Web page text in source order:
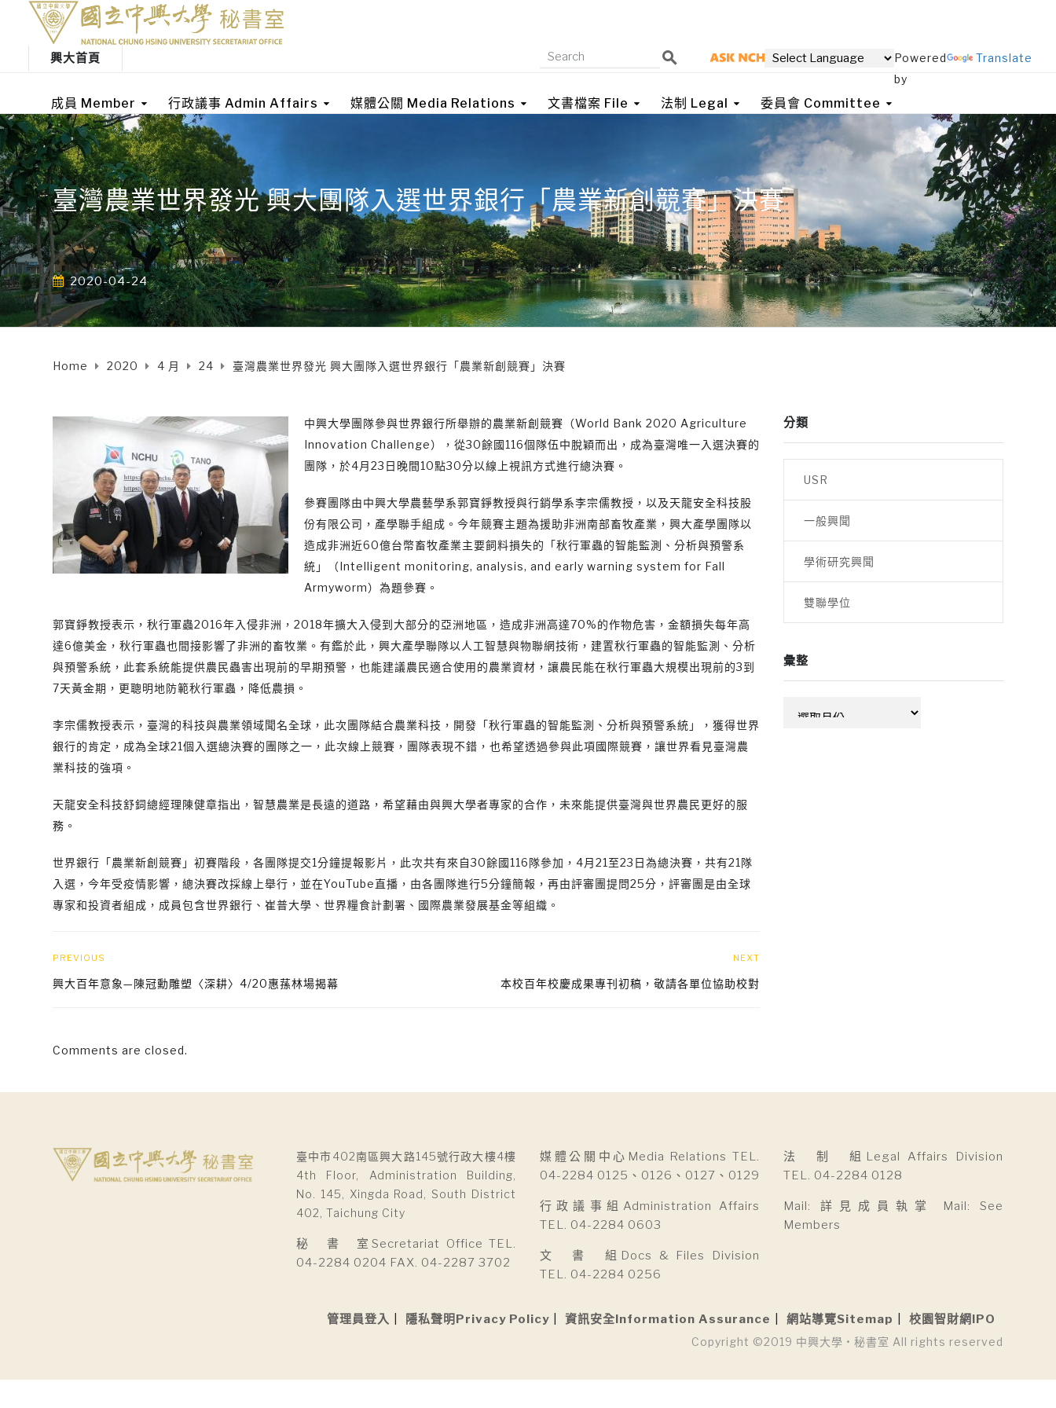
興大首頁
Powered
by
Translate
成員 Member 行政議事 Admin Affairs 媒體公關 Media Relations 文書檔案 File 法制 Legal 委員會 Committee
臺灣農業世界發光 興大團隊入選世界銀行「農業新創競賽」決賽
2020-04-24
Home 2020 4 月 24 臺灣農業世界發光 興大團隊入選世界銀行「農業新創競賽」決賽
中興大學團隊參與世界銀行所舉辦的農業新創競賽（World Bank 2020 Agriculture
Innovation Challenge），從30餘國116個隊伍中脫穎而出，成為臺灣唯一入選決賽的
團隊，於4月23日晚間10點30分以線上視訊方式進行總決賽。
參賽團隊由中興大學農藝學系郭寶錚教授與行銷學系李宗儒教授，以及天龍安全科技股
份有限公司，產學聯手組成。今年競賽主題為援助非洲南部畜牧產業，興大產學團隊以
造成非洲近60億台幣畜牧產業主要飼料損失的「秋行軍蟲的智能監測、分析與預警系
統」（Intelligent monitoring, analysis, and early warning system for Fall
Armyworm）為題參賽。
郭寶錚教授表示，秋行軍蟲2016年入侵非洲，2018年擴大入侵到大部分的亞洲地區，造成非洲高達70%的作物危害，金額損失每年高
達6億美金，秋行軍蟲也間接影響了非洲的畜牧業。有鑑於此，興大產學聯隊以人工智慧與物聯網技術，建置秋行軍蟲的智能監測、分析
與預警系統，此套系統能提供農民蟲害出現前的早期預警，也能建議農民適合使用的農業資材，讓農民能在秋行軍蟲大規模出現前的3到
7天黃金期，更聰明地防範秋行軍蟲，降低農損。
李宗儒教授表示，臺灣的科技與農業領域聞名全球，此次團隊結合農業科技，開發「秋行軍蟲的智能監測、分析與預警系統」，獲得世界
銀行的肯定，成為全球21個入選總決賽的團隊之一，此次線上競賽，團隊表現不錯，也希望透過參與此項國際競賽，讓世界看見臺灣農
業科技的強項。
天龍安全科技舒鉰總經理陳健章指出，智慧農業是長遠的道路，希望藉由與興大學者專家的合作，未來能提供臺灣與世界農民更好的服
務。
世界銀行「農業新創競賽」初賽階段，各團隊提交1分鐘提報影片，此次共有來自30餘國116隊參加，4月21至23日為總決賽，共有21隊
入選，今年受疫情影響，總決賽改採線上舉行，並在YouTube直播，由各團隊進行5分鐘簡報，再由評審團提問25分，評審團是由全球
專家和投資者組成，成員包含世界銀行、崔普大學、世界糧食計劃署、國際農業發展基金等組織。
PREVIOUS
興大百年意象—陳冠勳雕塑〈深耕〉4/20惠蓀林場揭幕
NEXT
本校百年校慶成果專刊初稿，敬請各單位協助校對
Comments are closed.
分類
USR
一般興聞
學術研究興聞
雙聯學位
彙整
臺中市402南區興大路145號行政大樓4樓
4th Floor, Administration Building,
No. 145, Xingda Road, South District
402, Taichung City
秘 書 室Secretariat Office TEL.
04-2284 0204 FAX. 04-2287 3702
媒體公關中心Media Relations TEL.
04-2284 0125、0126、0127、0129
行政議事組Administration Affairs
TEL. 04-2284 0603
文 書 組Docs & Files Division
TEL. 04-2284 0256
法 制 組Legal Affairs Division
TEL. 04-2284 0128
Mail: 詳見成員執掌 Mail: See
Members
管理員登入 隱私聲明Privacy Policy 資訊安全Information Assurance 網站導覽Sitemap 校園智財網IPO
Copyright ©2019 中興大學 • 秘書室 All rights reserved